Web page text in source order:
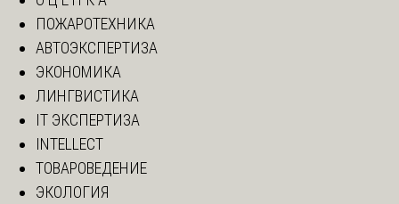
ПОЖАРОТЕХНИКА
АВТОЭКСПЕРТИЗА
ЭКОНОМИКА
ЛИНГВИСТИКА
IT ЭКСПЕРТИЗА
INTELLECT
ТОВАРОВЕДЕНИЕ
ЭКОЛОГИЯ